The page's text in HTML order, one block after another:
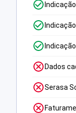
Dados
Serasa